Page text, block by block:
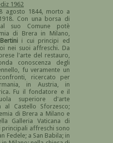
1962
agosto 1844, morto a
Con una borsa di
suo Comune potè
di Brera in Milano,
i cui principi ed
nei suoi affreschi. Da
l'arte del restauro,
conoscenza degli
fu veramente un
ricercato per
in Austria, in
Fu il fondatore e il
superiore d'arte
al Castello Sforzesco;
di Brera a Milano e
Galleria Vaticana di
principali affreschi sono
Fedele; a San Babila; in